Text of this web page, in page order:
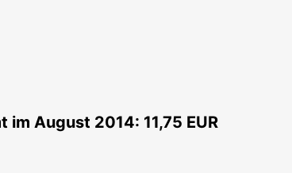
August 2014: 11,75 EUR